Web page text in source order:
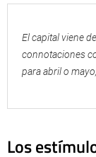
El capital viene
connotaciones
para abril o
Los